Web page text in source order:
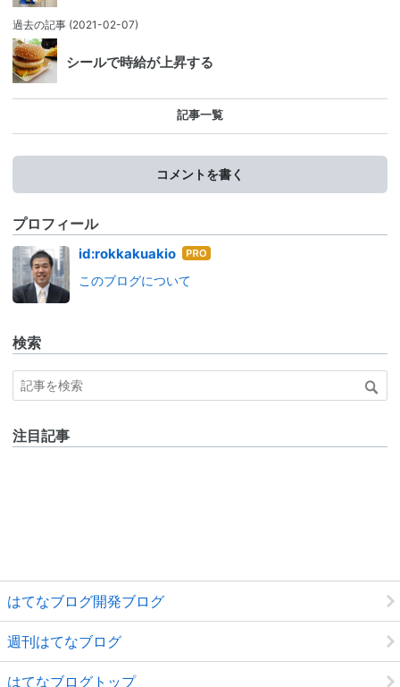
過去の記事 (2021-02-07)
シールで時給が上昇する
記事一覧
コメントを書く
プロフィール
id:rokkakuakio はて
ログ
このブログについて
検索
注目記事
はてなブログ開発ブログ
週刊はてなブログ
はてなブログトップ